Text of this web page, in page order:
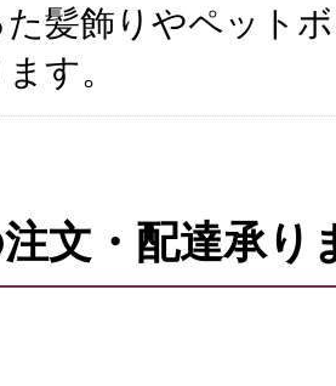
た髪飾りやペット
す。
文・配達承り